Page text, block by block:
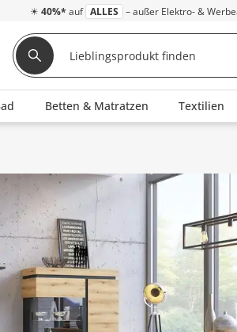
☀ 40%* auf ALLES – außer Elektro- &
Betten & Matratzen Textilien